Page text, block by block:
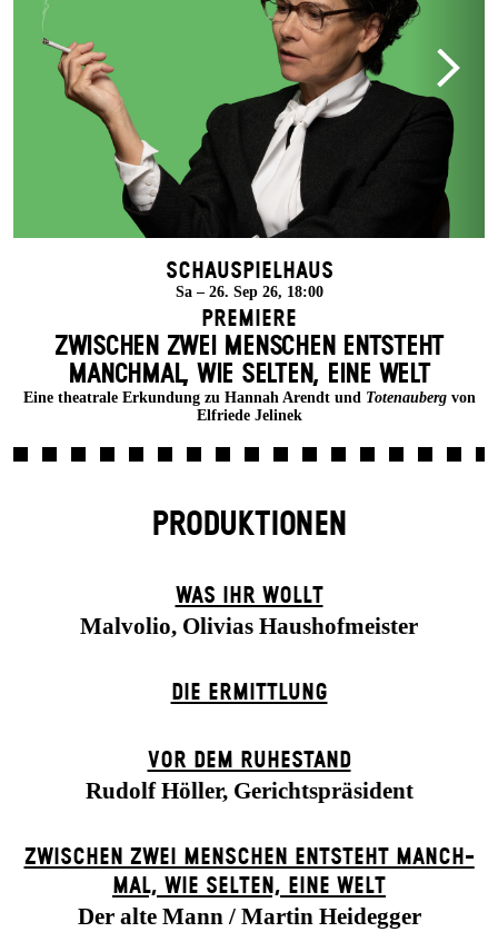
Schauspielhaus
Sa – 26. Sep 26, 18:00
Premiere
ZWISCHEN ZWEI MENSCHEN ENT­STEHT
MANCH­MAL, WIE SELTEN, EINE WELT
Eine theatrale Erkundung zu Hannah Arendt und Totenaubergvon
Elfriede Jelinek
PRODUKTIONEN
WAS IHR WOLLT
Malvolio, Olivias Haushofmeister
DIE ERMITTLUNG
VOR DEM RUHESTAND
Rudolf Höller, Gerichtspräsident
ZWISCHEN ZWEI MENSCHEN ENT­STEHT MANCH­
MAL, WIE SELTEN, EINE WELT
Der alte Mann / Martin Heidegger